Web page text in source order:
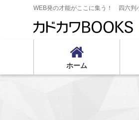
WEB発の才能がここに集う！ 四六判
ホーム